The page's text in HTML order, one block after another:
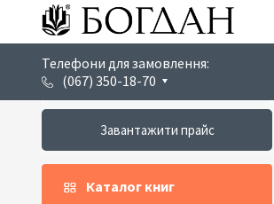
Телефони для замовлення:
(067) 350-18-70
Завантажити прайс
Каталог книг